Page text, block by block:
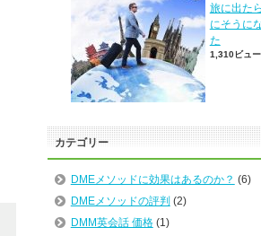
旅に出た
にそうに
た
1,310ビュー
カテゴリー
DMEメソッドに効果はあるのか？ (6)
DMEメソッドの評判 (2)
DMM英会話 価格(1)